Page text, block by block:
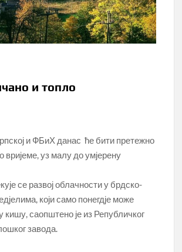
и топло
и ФБиХ данас ће бити претежно
вријеме, уз малу до умјерену
се развој облачности у брдско-
који само понегдје може
кишу, саопштено је из Републичког
завода.